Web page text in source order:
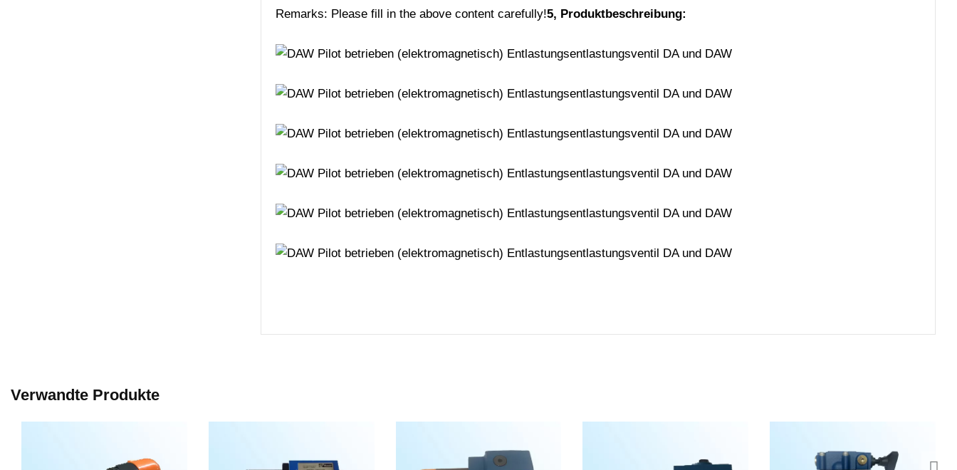
Remarks: Please fill in the above content carefully!5, Produktbeschreibung:
Verwandte Produkte